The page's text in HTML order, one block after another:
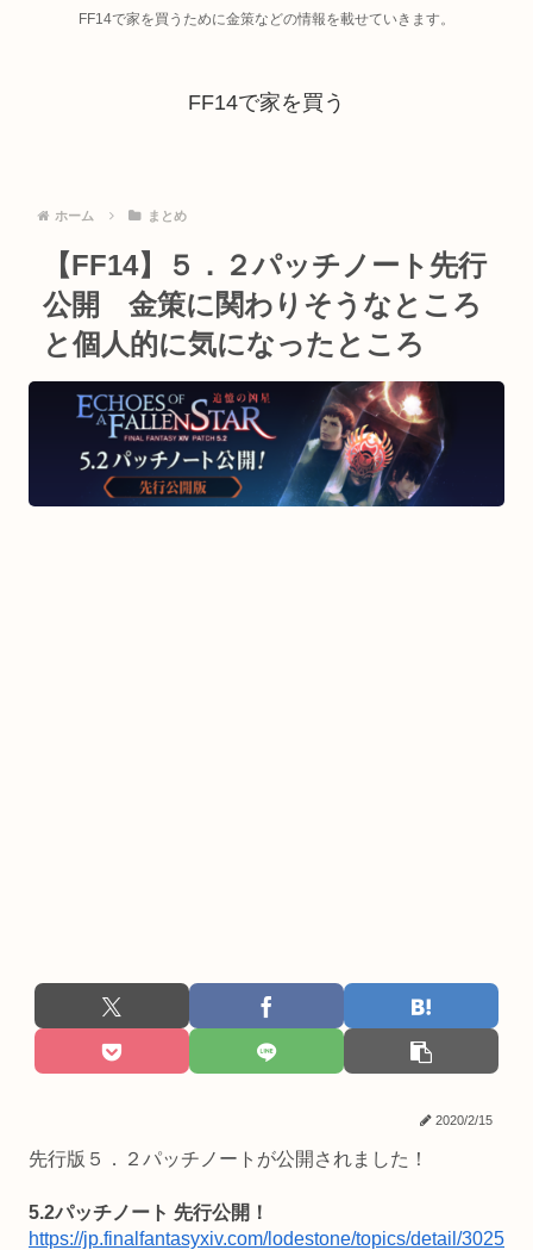
FF14で家を買うために金策などの情報を載せていきます。
FF14で家を買う
ホーム まとめ
【FF14】５．２パッチノート先行
公開 金策に関わりそうなところ
と個人的に気になったところ
2020/2/15
先行版５．２パッチノートが公開されました！
5.2パッチノート 先行公開！
https://jp.finalfantasyxiv.com/lodestone/topics/detail/3025